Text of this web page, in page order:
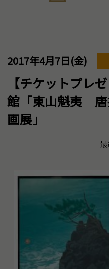
2017年4月7日(金)
【チケットプレ
館「東山魁夷 唐
画展」